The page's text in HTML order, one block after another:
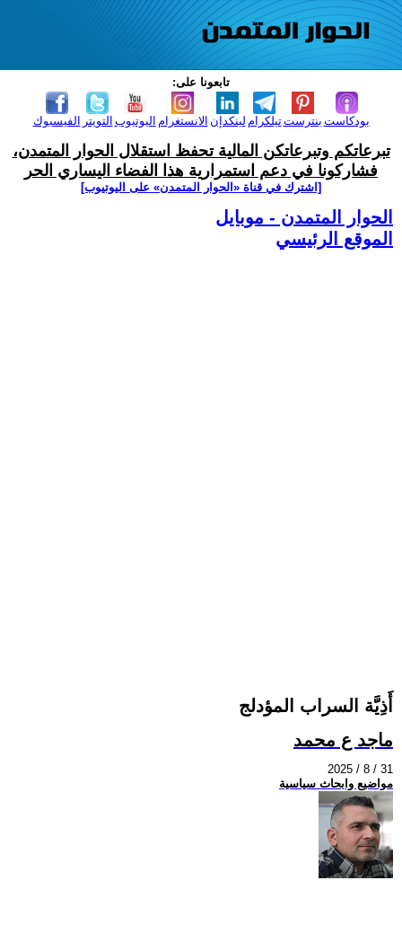
تابعونا على:
الفيسبوك التويتر اليوتيوب الانستغرام لينكدإن تيلكرامبنترست بودكاست
تبرعاتكم وتبرعاتكن المالية تحفظ استقلال الحوار المتمدن،
فشاركونا في دعم استمرارية هذا الفضاء اليساري الحر
[اشترك في قناة ‫«الحوار المتمدن» على اليوتيوب]
الحوار المتمدن - موبايل
الموقع الرئيسي
أَذِيَّة السراب المؤدلج
ماجد ع محمد
2025 / 8 / 31
مواضيع وابحاث سياسية